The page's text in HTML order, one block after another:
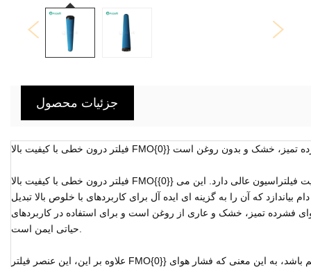
جزئیات محصول
فیلتر درون خطی با کیفیت بالا FMO{{0}} به لطف رسانه فیلتراسیون با کیفیت بالا، قابلیت فیلتراسیون عالی دارد. این می
0.01 میکرون را به دام بیاندازد که آن را به گزینه ای ایده آل برای کاربردهای با خلوص بالا تبدیل
فشرده تمیز، خشک و عاری از روغن است و برای استفاده در کاربردهای
علاوه بر این، این عنصر فیلتر FMO{0}} طوری طراحی شده است که دارای افت فشار کم باشد، به این معنی که فشار هوای